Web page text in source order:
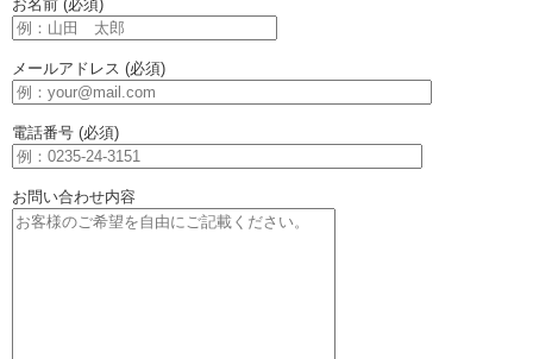
お名前 (必須)
メールアドレス (必須)
電話番号 (必須)
お問い合わせ内容